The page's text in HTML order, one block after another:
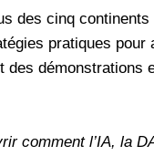
des cinq
pratiques pour
démonstrations
comment l’IA, la